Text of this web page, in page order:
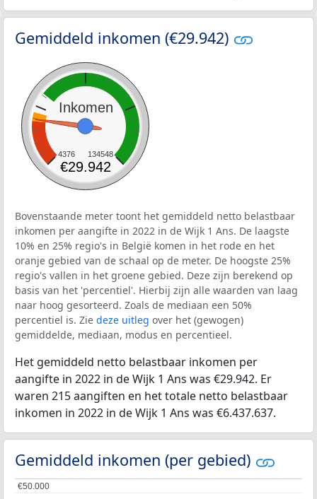
Gemiddeld inkomen (€29.942)
Inkomen
4376 134548
€29.942
Bovenstaande meter toont het gemiddeld netto belastbaar
inkomen per aangifte in 2022 in de Wijk 1 Ans. De laagste
10% en 25% regio's in België komen in het rode en het
oranje gebied van de schaal op de meter. De hoogste 25%
regio's vallen in het groene gebied. Deze zijn berekend op
basis van het 'percentiel'. Hierbij zijn alle waarden van laag
naar hoog gesorteerd. Zoals de mediaan een 50%
percentiel is. Zie deze uitleg over het (gewogen)
gemiddelde, mediaan, modus en percentieel.
Het gemiddeld netto belastbaar inkomen per
aangifte in 2022 in de Wijk 1 Ans was €29.942. Er
waren 215 aangiften en het totale netto belastbaar
inkomen in 2022 in de Wijk 1 Ans was €6.437.637.
Gemiddeld inkomen (per gebied)
€50.000
€50.000